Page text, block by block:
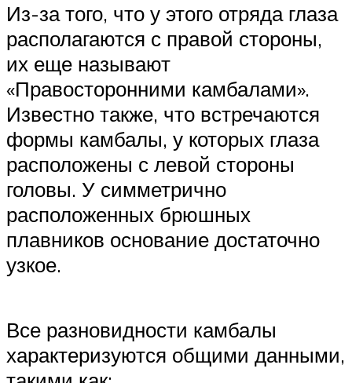
Из-за того, что у этого отряда глаза
располагаются с правой стороны,
их еще называют
«Правосторонними камбалами».
Известно также, что встречаются
формы камбалы, у которых глаза
расположены с левой стороны
головы. У симметрично
расположенных брюшных
плавников основание достаточно
узкое.
Все разновидности камбалы
характеризуются общими данными,